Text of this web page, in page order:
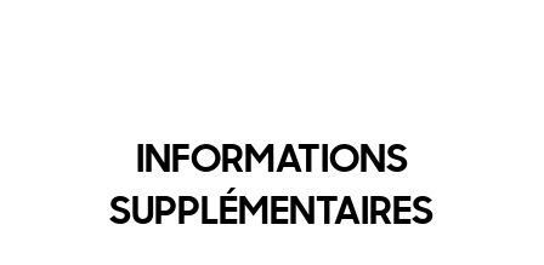
INFORMATIONS
SUPPLÉMENTAIRES